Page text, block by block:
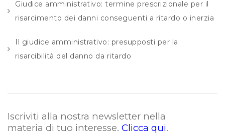
Giudice amministrativo: termine prescrizionale per il
risarcimento dei danni conseguenti a ritardo o inerzia
Il giudice amministrativo: presupposti per la
risarcibilità del danno da ritardo
Iscriviti alla nostra newsletter nella
materia di tuo interesse. Clicca qui.